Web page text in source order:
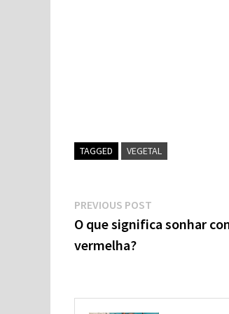
TAGGED VEGETAL
Navegação
de
PREVIOUS POST
post:
O que significa sonhar
vermelha?